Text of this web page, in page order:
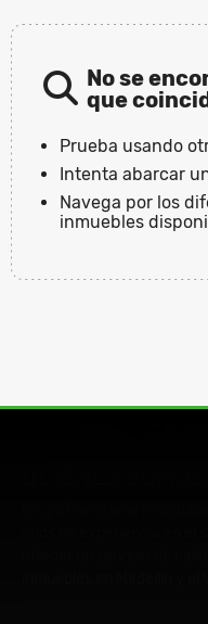
No se
que
Prueba usando
Intenta abarcar
Navega por los
inmuebles